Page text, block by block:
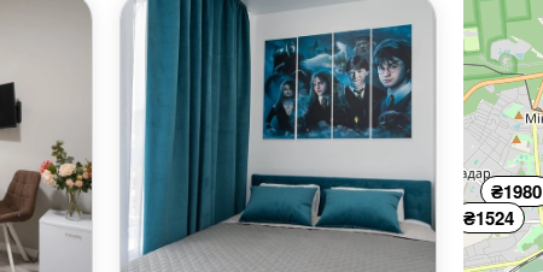
₴1524
₴1980